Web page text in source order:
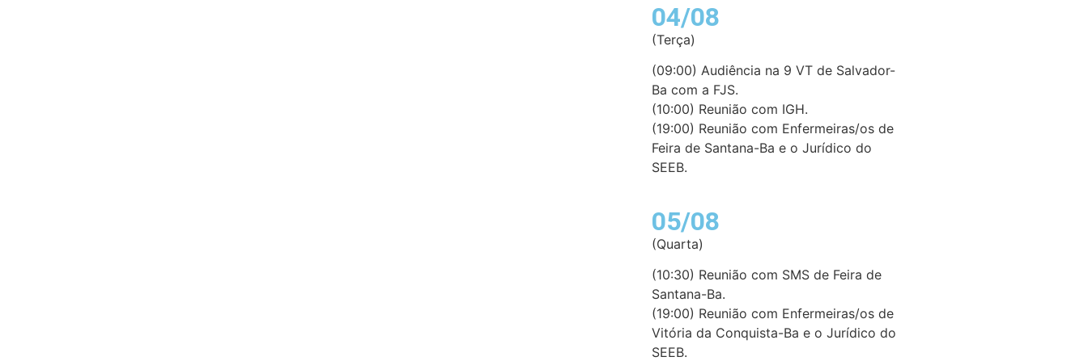
04/08
(Terça)
(09:00) Audiência na 9 VT de Salvador-
Ba com a FJS.
(10:00) Reunião com IGH.
(19:00) Reunião com Enfermeiras/os de
Feira de Santana-Ba e o Jurídico do
SEEB.
05/08
(Quarta)
(10:30) Reunião com SMS de Feira de
Santana-Ba.
(19:00) Reunião com Enfermeiras/os de
Vitória da Conquista-Ba e o Jurídico do
SEEB.